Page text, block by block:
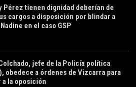
Pérez tienen dignidad deberían de
cargos a disposición por blindar a
en el caso GSP
jefe de la Policía política
obedece a órdenes de Vizcarra para
la oposición